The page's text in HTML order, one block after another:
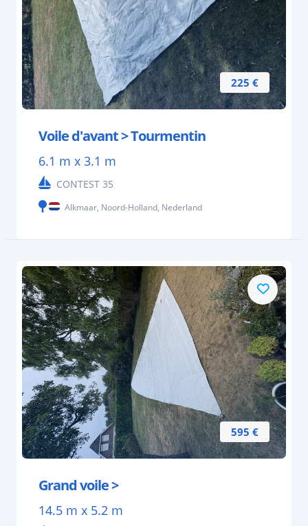
225 €
Voile d'avant > Tourmentin
6.1 m x 3.1 m
CONTEST 35
Alkmaar, Noord-Holland, Nederland
595 €
Grand voile >
14.5 m x 5.2 m